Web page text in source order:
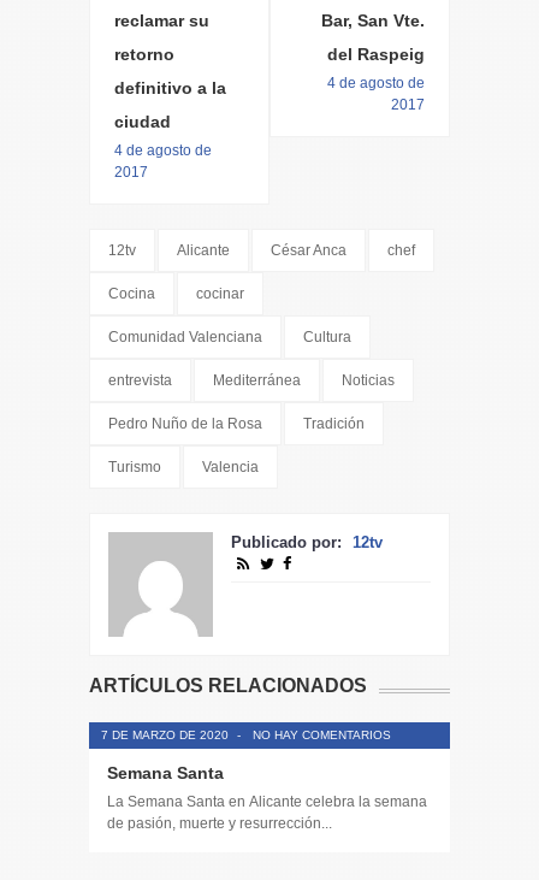
reclamar su
retorno
definitivo a la
ciudad
4 de agosto de
2017
Bar, San Vte.
del Raspeig
4 de agosto de
2017
12tv Alicante César Anca chef
Cocina cocinar
Comunidad Valenciana Cultura
entrevista Mediterránea Noticias
Pedro Nuño de la Rosa Tradición
Turismo Valencia
Publicado por: 12tv
ARTÍCULOS RELACIONADOS
7 DE MARZO DE 2020 - NO HAY COMENTARIOS
Semana Santa
La Semana Santa en Alicante celebra la semana
de pasión, muerte y resurrección...